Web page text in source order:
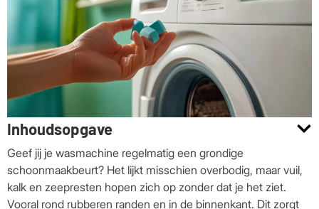
Inhoudsopgave
Geef jij je wasmachine regelmatig een grondige
schoonmaakbeurt? Het lijkt misschien overbodig, maar vuil,
kalk en zeepresten hopen zich op zonder dat je het ziet.
Vooral rond rubberen randen en in de binnenkant. Dit zorgt